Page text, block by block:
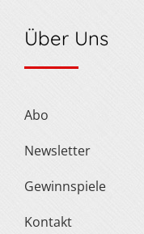
Über Uns
Abo
Newsletter
Gewinnspiele
Kontakt